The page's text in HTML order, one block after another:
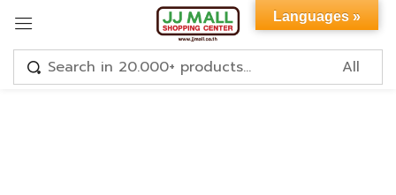
Languages »
Sign in